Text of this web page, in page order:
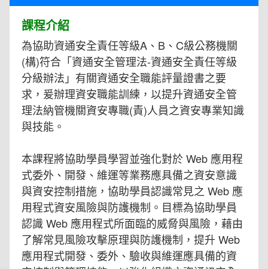
課程介紹
為協助資通安全責任等級A、B、C級公務機關
(構)符合「資通安全管理法-資通安全責任等級
分級辦法」有關資通安全職能評量證書之要
求，爰辦理資安職能訓練，以提升資通安全管
理法納管機關資安專職(責)人員之資安專業知識
與技能。
本課程將協助學員學習並強化對於 Web 應用程
式委外、開發、維運等業務應具備之資安意識
與資安控制措施，協助學員認識常見之 Web 應
用程式資安風險與防護機制。目標為協助學員
認識 Web 應用程式所面臨的威脅與風險，藉由
了解常見風險攻擊原理與防護機制，提升 Web
應用程式開發、委外、驗收與維運應具備的資